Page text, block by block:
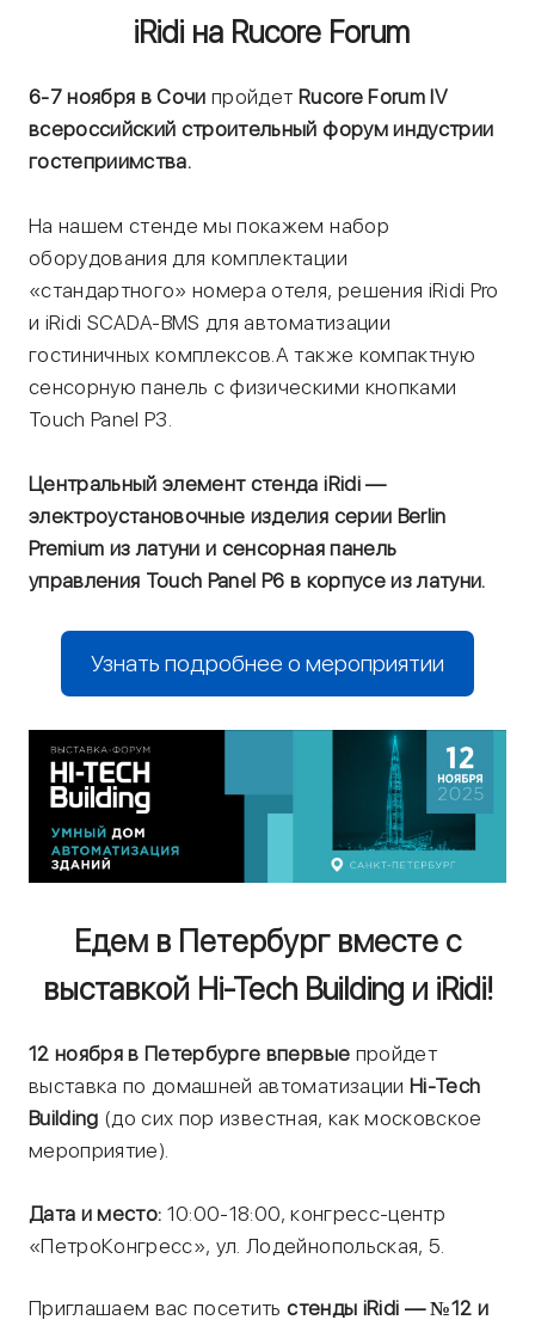
iRidi на Rucore Forum
6-7 ноября в Сочипройдет Rucore Forum IV
всероссийский строительный форум индустрии
гостеприимства.
На нашем стенде мы покажем набор
оборудования для комплектации
«стандартного» номера отеля, решения iRidi Pro
и iRidi SCADA-BMS для автоматизации
гостиничных комплексов.А также компактную
сенсорную панель с физическими кнопками
Touch Panel P3.
Центральный элемент стенда iRidi —
электроустановочные изделия серии Berlin
Premium из латуни и сенсорная панель
управления Touch Panel P6 в корпусе из латуни.
Узнать подробнее о мероприятии
Едем в Петербург вместе с
выставкой Hi-Tech Building и iRidi!
12 ноября в Петербурге впервые пройдет
выставка по домашней автоматизации Hi-Tech
Building (до сих пор известная, как московское
мероприятие).
Дата и место: 10:00-18:00, конгресс-центр
«ПетроКонгресс», ул. Лодейнопольская, 5.
Приглашаем вас посетитьстенды iRidi — №12 и